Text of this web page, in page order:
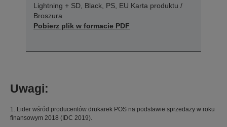
Lightning + SD, Black, PS, EU Karta produktu /
Broszura
Pobierz plik w formacie PDF
Uwagi:
1. Lider wśród producentów drukarek POS na podstawie sprzedaży w roku
finansowym 2018 (IDC 2019).